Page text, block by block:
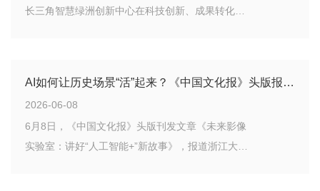
长三角智慧绿洲创新中心在科技创新、成果转化、
题、市场阅卷”的创新生态，加快推动科技成果从实
验室走向产业一线。
AI如何让历史场景“活”起来？《中国文化报》头版报道未来影像实验室创新实践
2026-06-08
6月8日，《中国文化报》头版刊发文章《未来影像
实验室：讲好“人工智能+”新故事》，报道浙江大学